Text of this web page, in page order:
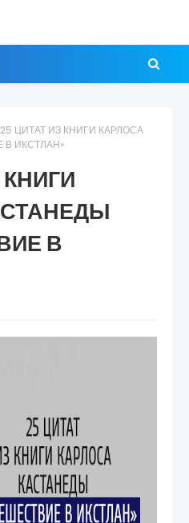
25 ЦИТАТ ИЗ КНИГИ КАРЛОСА
В ИКСТЛАН»
В